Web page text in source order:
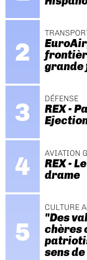
grande
DÉFENSE
REX -
AVIATION
REX -
drame
CULTURE
"Des
chères
sens